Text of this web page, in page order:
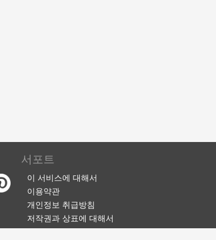
서포트
이 서비스에 대해서
이용약관
개인정보 취급방침
저작권과 상표에 대해서